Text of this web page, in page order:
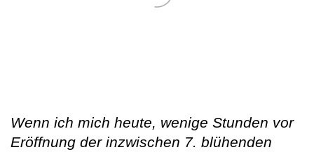
Wenn ich mich heute, wenige Stunden vor
Eröffnung der inzwischen 7. blühenden